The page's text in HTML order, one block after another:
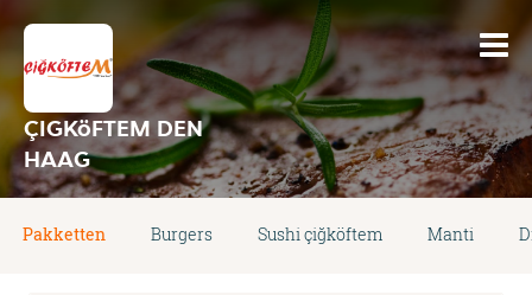
ÇIGKöFTEM DEN
HAAG
Pakketten Burgers Sushi çiğköftem Manti